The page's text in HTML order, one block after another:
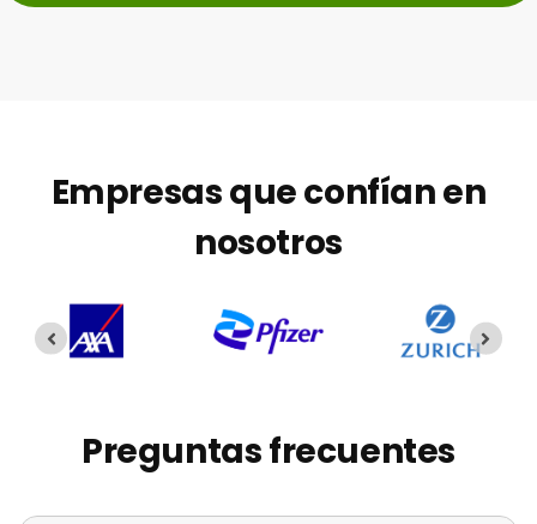
Empresas que confían en
nosotros
Preguntas frecuentes